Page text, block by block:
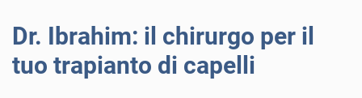
Dr. Ibrahim: il chirurgo per il
tuo trapianto di capelli